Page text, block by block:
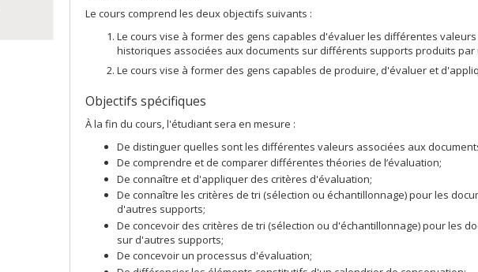
Le cours comprend les deux objectifs suivants :
Le cours vise à former des gens capables d'évaluer les différentes
historiques associées aux documents sur différents supports produits par
Le cours vise à former des gens capables de produire, d'évaluer et
Objectifs spécifiques
À la fin du cours, l'étudiant sera en mesure :
De distinguer quelles sont les différentes valeurs associées aux
De comprendre et de comparer différentes théories de l’évaluation;
De connaître et d'appliquer des critères d'évaluation;
De connaître les critères de tri (sélection ou échantillonnage) pour les
d'autres supports;
De concevoir des critères de tri (sélection ou d'échantillonnage) pour les
sur d'autres supports;
De concevoir un processus d'évaluation;